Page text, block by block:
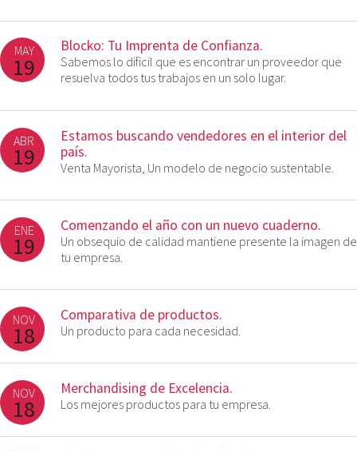
MAY
19
Blocko: Tu Imprenta de Confianza.
Sabemos lo dificil que es encontrar un proveedor que
resuelva todos tus trabajos en un solo lugar.
ABR
19
Estamos buscando vendedores en el interior del
país.
Venta Mayorista, Un modelo de negocio sustentable.
ENE
19
Comenzando el año con un nuevo cuaderno.
Un obsequio de calidad mantiene presente la imagen de
tu empresa.
NOV
18
Comparativa de productos.
Un producto para cada necesidad.
NOV
18
Merchandising de Excelencia.
Los mejores productos para tu empresa.